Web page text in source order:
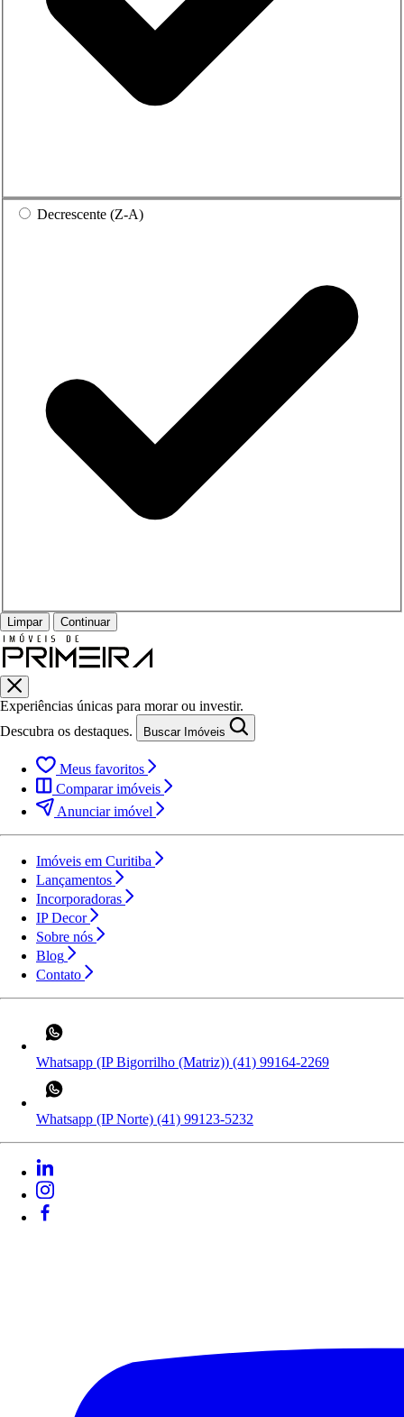
Decrescente (Z-A)
Limpar Continuar
Experiências únicas para morar ou investir.
Descubra os destaques.
Buscar Imóveis
Meus favoritos
Comparar imóveis
Anunciar imóvel
Imóveis em Curitiba
Lançamentos
Incorporadoras
IP Decor
Sobre nós
Blog
Contato
Whatsapp (IP Bigorrilho (Matriz)) (41) 99164-2269
Whatsapp (IP Norte) (41) 99123-5232